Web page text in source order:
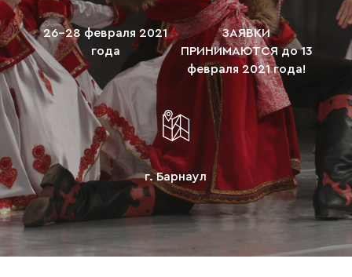
26-28 февраля 2021
года
ЗАЯВКИ
ПРИНИМАЮТСЯ до 13
февраля 2021 года!
г. Барнаул